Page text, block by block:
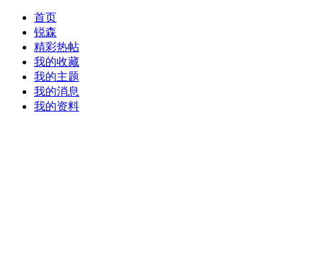
首页
锐森
精彩热帖
我的收藏
我的主题
我的消息
我的资料